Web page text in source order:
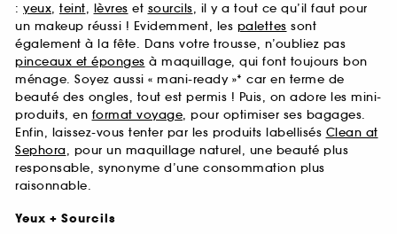
: yeux, teint, lèvres et sourcils, il y a tout ce qu’il faut pour
un makeup réussi ! Evidemment, les palettes sont
également à la fête. Dans votre trousse, n’oubliez pas
pinceaux et éponges à maquillage, qui font toujours bon
ménage. Soyez aussi « mani-ready »* car en terme de
beauté des ongles, tout est permis ! Puis, on adore les mini-
produits, en format voyage, pour optimiser ses bagages.
Enfin, laissez-vous tenter par les produits labellisés Clean at
Sephora, pour un maquillage naturel, une beauté plus
responsable, synonyme d’une consommation plus
raisonnable.
Yeux + Sourcils